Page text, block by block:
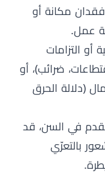
مكانة أو
عمل.
أو التزامات
ضرائب)، أو
(دلالة الحرق
في السن، قد
بالتعرّي